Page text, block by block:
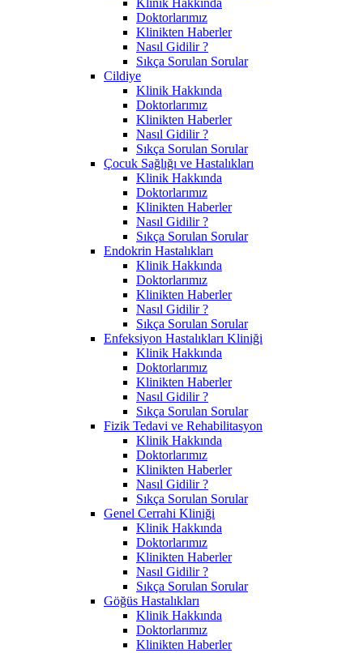
Doktorlarımız
Klinikten Haberler
Nasıl Gidilir ?
Sıkça Sorulan Sorular
Cildiye
Klinik Hakkında
Doktorlarımız
Klinikten Haberler
Nasıl Gidilir ?
Sıkça Sorulan Sorular
Çocuk Sağlığı ve Hastalıkları
Klinik Hakkında
Doktorlarımız
Klinikten Haberler
Nasıl Gidilir ?
Sıkça Sorulan Sorular
Endokrin Hastalıkları
Klinik Hakkında
Doktorlarımız
Klinikten Haberler
Nasıl Gidilir ?
Sıkça Sorulan Sorular
Enfeksiyon Hastalıkları Kliniği
Klinik Hakkında
Doktorlarımız
Klinikten Haberler
Nasıl Gidilir ?
Sıkça Sorulan Sorular
Fizik Tedavi ve Rehabilitasyon
Klinik Hakkında
Doktorlarımız
Klinikten Haberler
Nasıl Gidilir ?
Sıkça Sorulan Sorular
Genel Cerrahi Kliniği
Klinik Hakkında
Doktorlarımız
Klinikten Haberler
Nasıl Gidilir ?
Sıkça Sorulan Sorular
Göğüs Hastalıkları
Klinik Hakkında
Doktorlarımız
Klinikten Haberler